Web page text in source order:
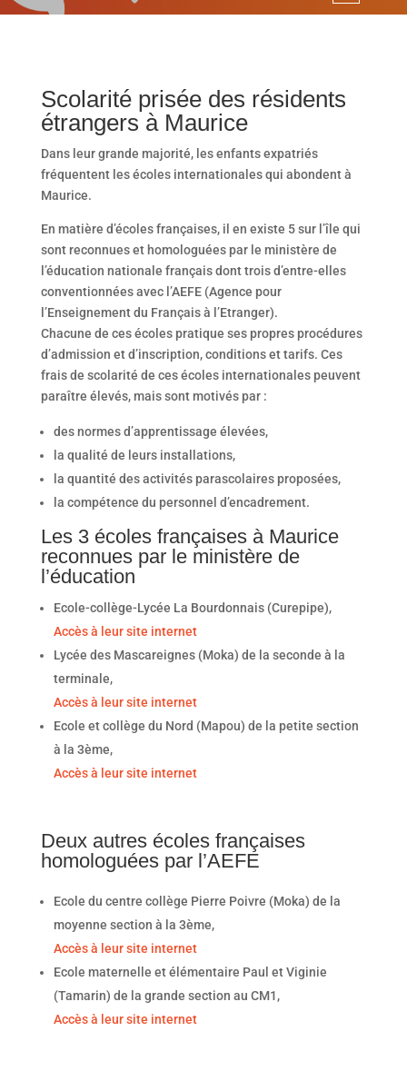
Scolarité prisée des résidents
étrangers à Maurice
Dans leur grande majorité, les enfants expatriés
fréquentent les écoles internationales qui abondent à
Maurice.
En matière d’écoles françaises, il en existe 5 sur l’île qui
sont reconnues et homologuées par le ministère de
l’éducation nationale français dont trois d’entre-elles
conventionnées avec l’AEFE (Agence pour
l’Enseignement du Français à l’Etranger).
Chacune de ces écoles pratique ses propres procédures
d’admission et d’inscription, conditions et tarifs. Ces
frais de scolarité de ces écoles internationales peuvent
paraître élevés, mais sont motivés par :
des normes d’apprentissage élevées,
la qualité de leurs installations,
la quantité des activités parascolaires proposées,
la compétence du personnel d’encadrement.
Les 3 écoles françaises à Maurice
reconnues par le ministère de
l’éducation
Ecole-collège-Lycée La Bourdonnais (Curepipe),
Accès à leur site internet
Lycée des Mascareignes (Moka) de la seconde à la
terminale,
Accès à leur site internet
Ecole et collège du Nord (Mapou) de la petite section
à la 3ème,
Accès à leur site internet
Deux autres écoles françaises
homologuées par l’AEFE
Ecole du centre collège Pierre Poivre (Moka) de la
moyenne section à la 3ème,
Accès à leur site internet
Ecole maternelle et élémentaire Paul et Viginie
(Tamarin) de la grande section au CM1,
Accès à leur site internet